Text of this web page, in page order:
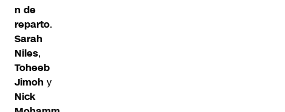
n de
reparto.
Sarah
Niles,
Toheeb
Jimoh y
Nick